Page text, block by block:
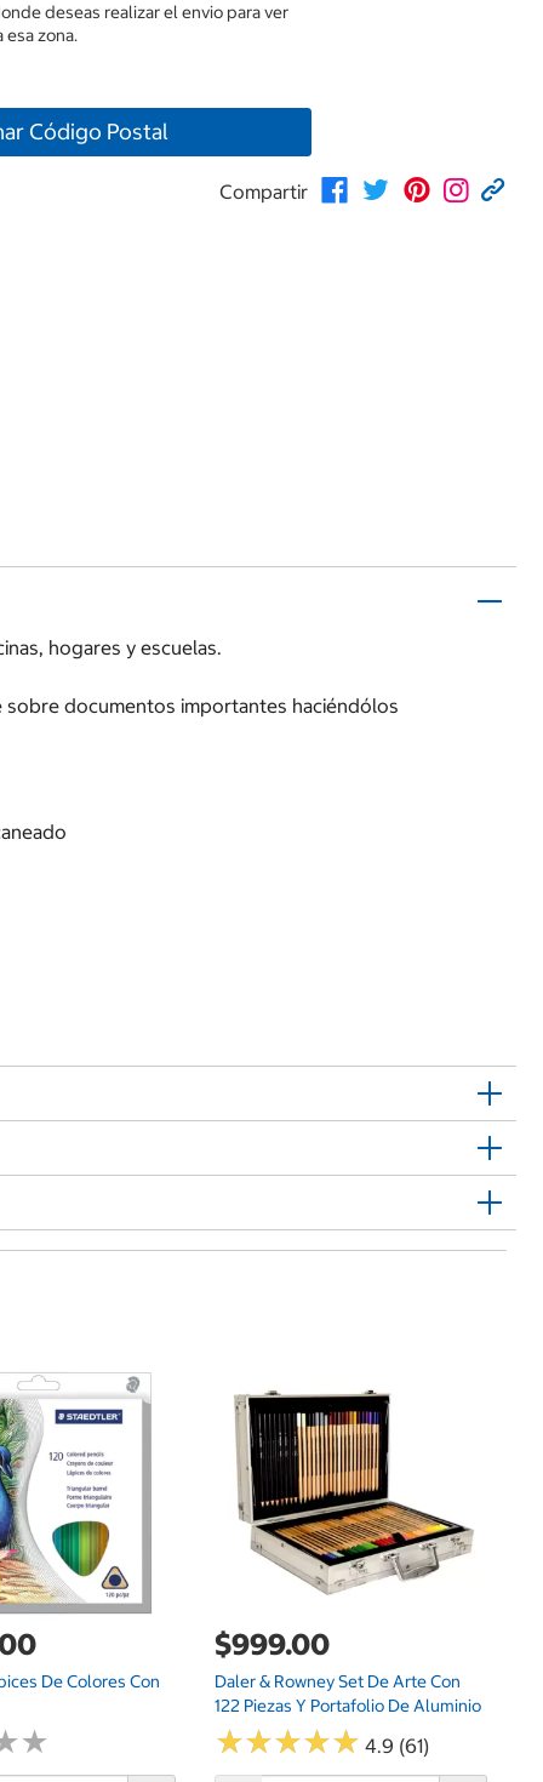
deseas realizar el envio para ver
zona.
Código Postal
Compartir
hogares y escuelas.
sobre documentos importantes haciéndólos
De Colores Con
★
★
$999.00
Daler & Rowney Set De Arte Con
122 Piezas Y Portafolio De Aluminio
★★★★★
★★★★★ 4.9 (61)